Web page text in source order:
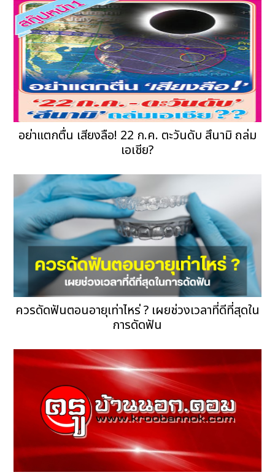
อย่าแตกตื่น เสียงลือ! 22 ก.ค. ตะวันดับ สึนามิ ถล่ม
เอเชีย?
ควรดัดฟันตอนอายุเท่าไหร่ ? เผยช่วงเวลาที่ดีที่สุดใน
การดัดฟัน